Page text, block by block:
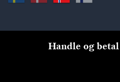
Handle og